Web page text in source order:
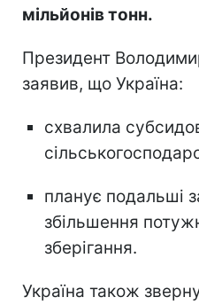
мільйонів тонн.
Президент
заявив, що Україна:
схвалила
планує подальші
збільшення
зберігання.
Україна також